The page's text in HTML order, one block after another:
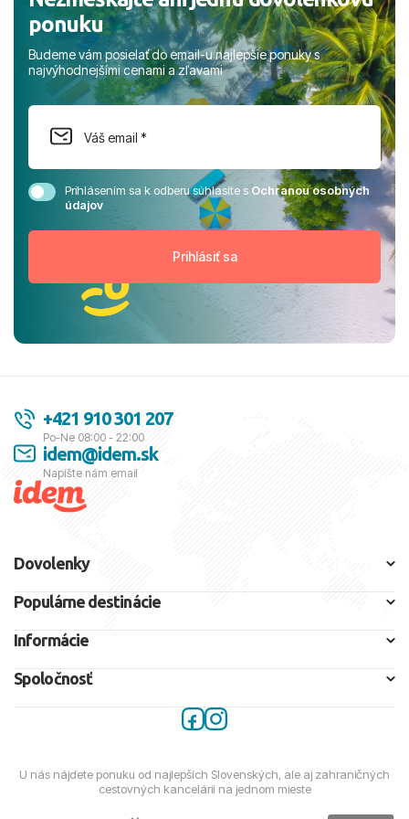
ponuku
Budeme vám posielať do email-u najlepšie ponuky s
najvýhodnejšími cenami a zľavami
Prihlásením sa k odberu súhlasíte sOchranou osobných
údajov
+421 910 301 207
Po-Ne 08:00 - 22:00
idem@idem.sk
Napíšte nám email
Dovolenky
Populárne destinácie
Informácie
Spoločnosť
U nás nájdete ponuku od najlepších Slovenských, ale aj zahraničných
cestovných kancelárií na jednom mieste